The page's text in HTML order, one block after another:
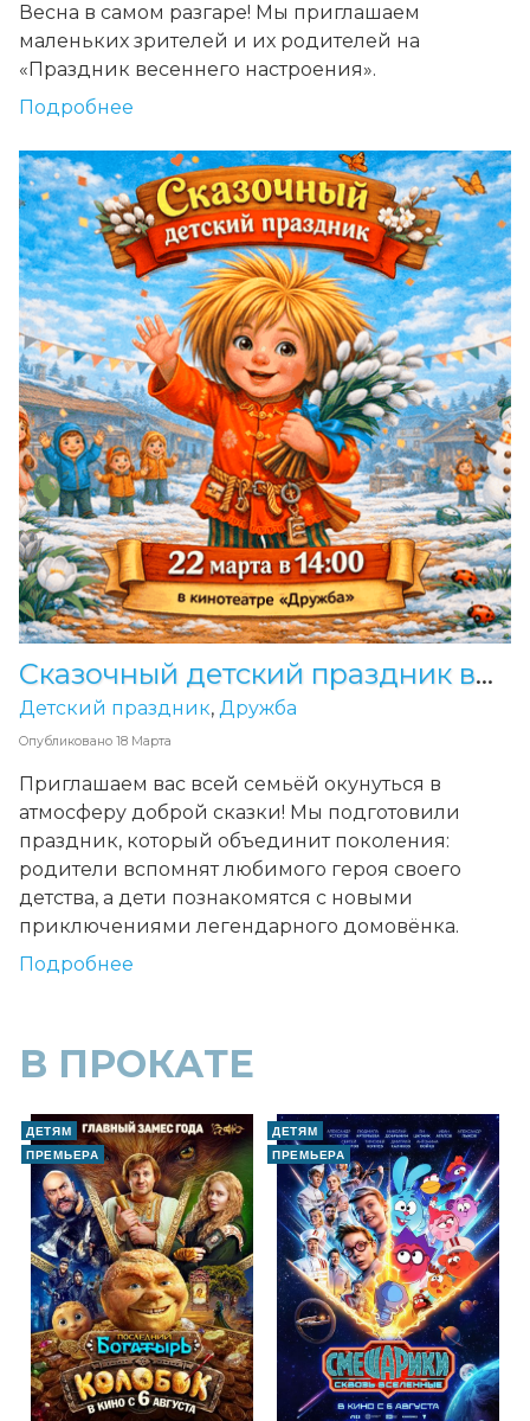
Весна в самом разгаре! Мы приглашаем
маленьких зрителей и их родителей на
«Праздник весеннего настроения».
Подробнее
Сказочный детский праздник в кинотеатре «Дружба»
Опубликовано 18 Марта
Детский праздник, Дружба
Приглашаем вас всей семьёй окунуться в
атмосферу доброй сказки! Мы подготовили
праздник, который объединит поколения:
родители вспомнят любимого героя своего
детства, а дети познакомятся с новыми
приключениями легендарного домовёнка.
Подробнее
В ПРОКАТЕ
ДЕТЯМ
ПРЕМЬЕРА
ДЕТЯМ
ПРЕМЬЕРА